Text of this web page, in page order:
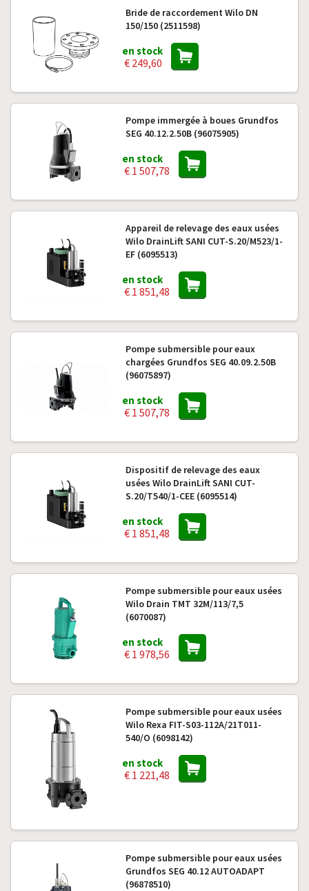
Bride de raccordement Wilo DN
150/150 (2511598)
en stock
€ 249,60
Pompe immergée à boues Grundfos
SEG 40.12.2.50B (96075905)
en stock
€ 1 507,78
Appareil de relevage des eaux usées
Wilo DrainLift SANI CUT-S.20/M523/1-
EF (6095513)
en stock
€ 1 851,48
Pompe submersible pour eaux
chargées Grundfos SEG 40.09.2.50B
(96075897)
en stock
€ 1 507,78
Dispositif de relevage des eaux
usées Wilo DrainLift SANI CUT-
S.20/T540/1-CEE (6095514)
en stock
€ 1 851,48
Pompe submersible pour eaux usées
Wilo Drain TMT 32M/113/7,5
(6070087)
en stock
€ 1 978,56
Pompe submersible pour eaux usées
Wilo Rexa FIT-S03-112A/21T011-
540/O (6098142)
en stock
€ 1 221,48
Pompe submersible pour eaux usées
Grundfos SEG 40.12 AUTOADAPT
(96878510)